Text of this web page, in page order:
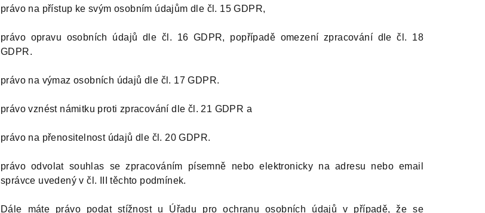
právo na přístup ke svým osobním údajům dle čl. 15 GDPR,
právo opravu osobních údajů dle čl. 16 GDPR, popřípadě omezení zpracování dle čl. 18
GDPR.
právo na výmaz osobních údajů dle čl. 17 GDPR.
právo vznést námitku proti zpracování dle čl. 21 GDPR a
právo na přenositelnost údajů dle čl. 20 GDPR.
právo odvolat souhlas se zpracováním písemně nebo elektronicky na adresu nebo email
správce uvedený v čl. III těchto podmínek.
Dále máte právo podat stížnost u Úřadu pro ochranu osobních údajů v případě, že se